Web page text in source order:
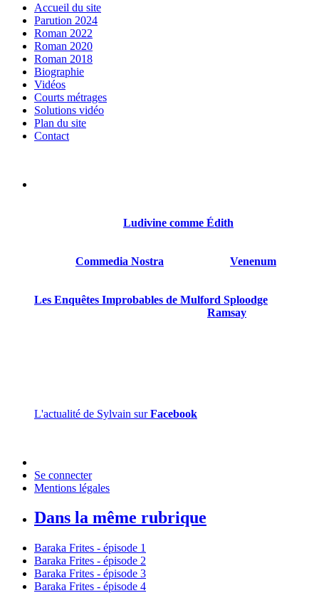
Accueil du site
Parution 2024
Roman 2022
Roman 2020
Roman 2018
Biographie
Vidéos
Courts métrages
Solutions vidéo
Plan du site
Contact
Ludivine comme Édith
Commedia Nostra Venenum
Les Enquêtes Improbables de Mulford Sploodge
Ramsay
L'actualité de Sylvain surFacebook
Se connecter
Mentions légales
Dans la même rubrique
Baraka Frites - épisode 1
Baraka Frites - épisode 2
Baraka Frites - épisode 3
Baraka Frites - épisode 4